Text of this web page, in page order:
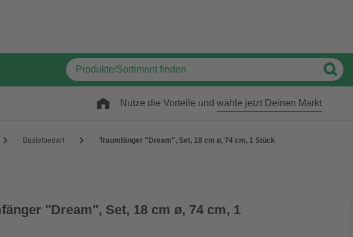
Nutze die Vorteile und wähle jetzt Deinen Markt
Bastelbedarf Traumfänger "Dream", Set, 18 cm ø, 74 cm, 1 Stück
"Dream", Set, 18 cm ø, 74 cm, 1